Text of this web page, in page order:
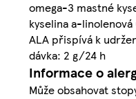
omega-3 mastné
kyselina a-linolenová
ALA přispívá k
dávka: 2 g/24 h
Informace o
Může obsahovat